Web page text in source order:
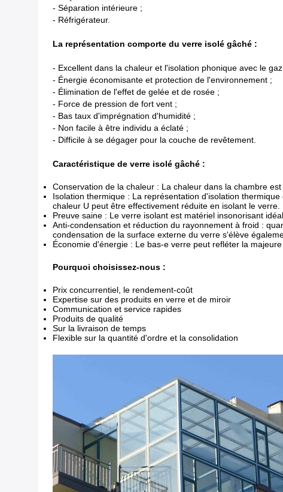
- Séparation intérieure ;
- Réfrigérateur.
La représentation comporte du verre isolé gâché :
- Excellent dans la chaleur et l'isolation phonique avec le
- Énergie économisante et protection de l'environnement ;
- Élimination de l'effet de gelée et de rosée ;
- Force de pression de fort vent ;
- Bas taux d'imprégnation d'humidité ;
- Non facile à être individu a éclaté ;
- Difficile à se dégager pour la couche de revêtement.
Caractéristique de verre isolé gâché :
Conservation de la chaleur : La chaleur dans la chambre
Isolation thermique : La représentation d'isolation
chaleur U peut être effectivement réduite en isolant le verre.
Preuve saine : Le verre isolant est matériel insonorisant
Anti-condensation et réduction du rayonnement à froid :
condensation de la surface externe du verre s'élève
Économie d'énergie : Le bas-e verre peut refléter la
Pourquoi choisissez-nous :
Prix concurrentiel, le rendement-coût
Expertise sur des produits en verre et de miroir
Communication et service rapides
Produits de qualité
Sur la livraison de temps
Flexible sur la quantité d'ordre et la consolidation